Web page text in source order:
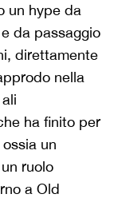
un hype da
e da passaggio
direttamente
nella
ha finito per
un
ruolo
a Old